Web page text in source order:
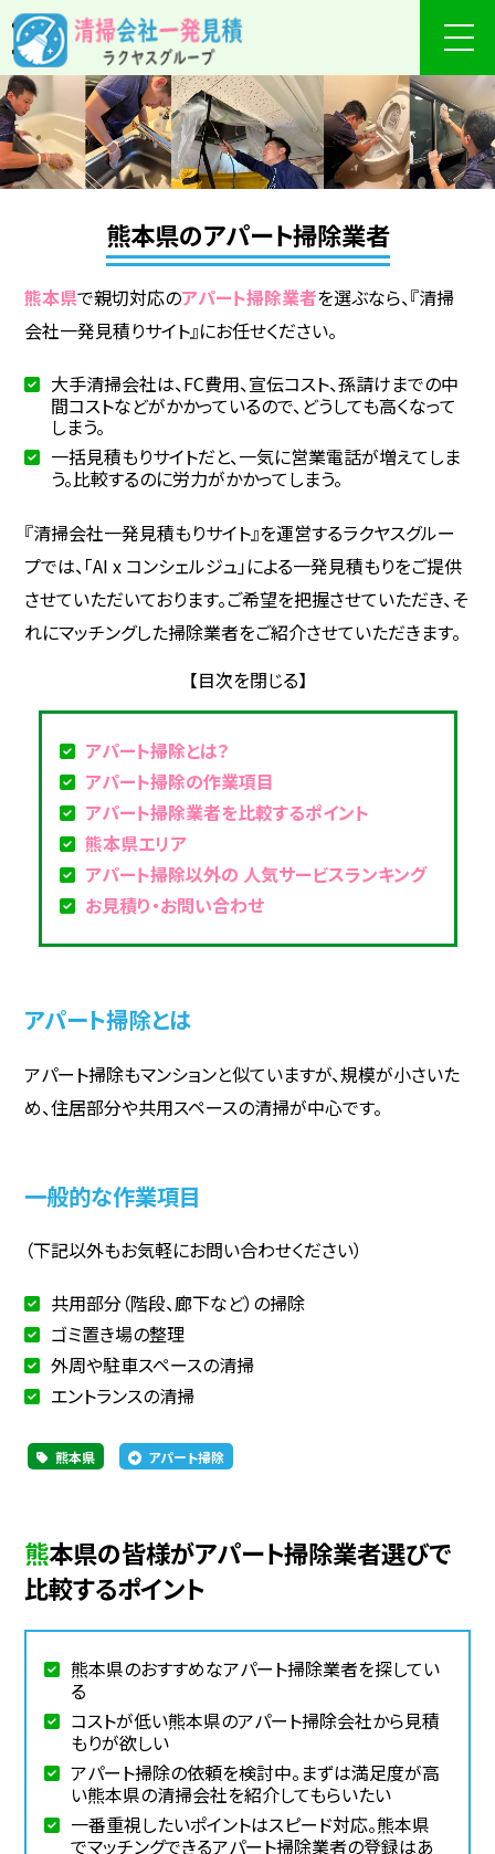
熊本県のアパート掃除業者
熊本県で親切対応のアパート掃除業者を選ぶなら、『清掃
会社一発見積りサイト』にお任せください。
大手清掃会社は、FC費用、宣伝コスト、孫請けまでの中
間コストなどがかかっているので、どうしても高くなって
しまう。
一括見積もりサイトだと、一気に営業電話が増えてしま
う。比較するのに労力がかかってしまう。
『清掃会社一発見積もりサイト』を運営するラクヤスグルー
プでは、「AI x コンシェルジュ」による一発見積もりをご提供
させていただいております。ご希望を把握させていただき、そ
れにマッチングした掃除業者をご紹介させていただきます。
アパート掃除とは？
アパート掃除の作業項目
アパート掃除業者を比較するポイント
熊本県エリア
アパート掃除以外の 人気サービスランキング
お見積り・お問い合わせ
アパート掃除とは
アパート掃除もマンションと似ていますが、規模が小さいた
め、住居部分や共用スペースの清掃が中心です。
一般的な作業項目
（下記以外もお気軽にお問い合わせください）
共用部分（階段、廊下など）の掃除
ゴミ置き場の整理
外周や駐車スペースの清掃
エントランスの清掃
熊本県 アパート掃除
熊本県の皆様がアパート掃除業者選びで
比較するポイント
熊本県のおすすめなアパート掃除業者を探してい
る
コストが低い熊本県のアパート掃除会社から見積
もりが欲しい
アパート掃除の依頼を検討中。まずは満足度が高
い熊本県の清掃会社を紹介してもらいたい
一番重視したいポイントはスピード対応。熊本県
でマッチングできるアパート掃除業者の登録はあ